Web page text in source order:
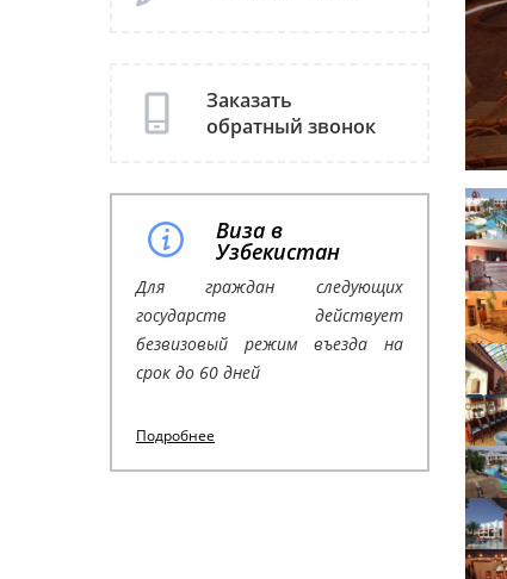
Заказать
обратный звонок
Виза в
Узбекистан
Для граждан следующих
государств действует
безвизовый режим въезда на
срок до 60 дней
Подробнее